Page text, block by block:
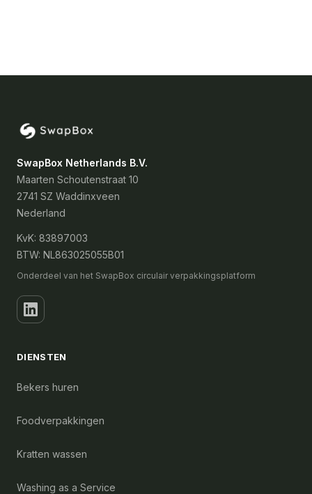
SwapBox Netherlands B.V.
Maarten Schoutenstraat 10
2741 SZ Waddinxveen
Nederland
KvK: 83897003
BTW: NL863025055B01
Onderdeel van het SwapBox circulair verpakkingsplatform
DIENSTEN
Bekers huren
Foodverpakkingen
Kratten wassen
Washing as a Service